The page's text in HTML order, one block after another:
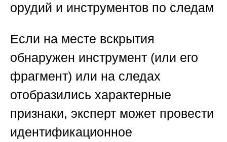
орудий и инструментов по следам
Если на месте вскрытия
обнаружен инструмент (или его
фрагмент) или на следах
отобразились характерные
признаки, эксперт может провести
идентификационное